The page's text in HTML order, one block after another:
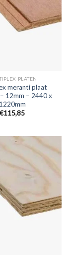
PLATEN
meranti plaat
12mm – 2440 x
1220mm
€115,85